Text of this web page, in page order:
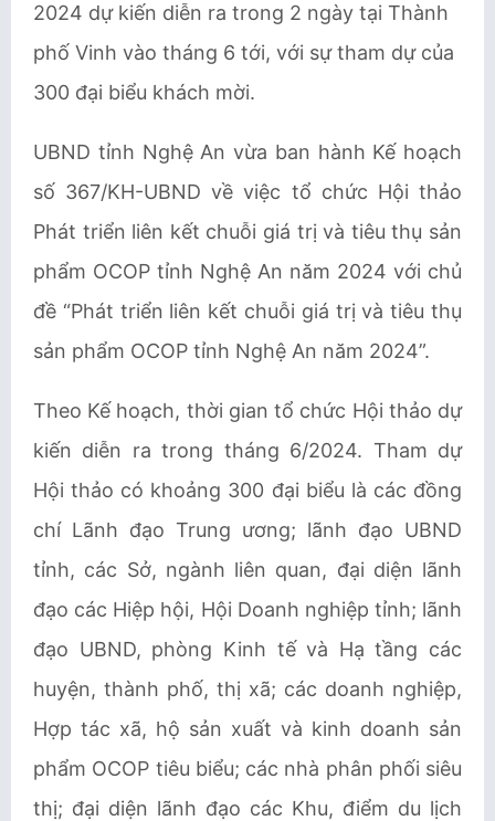
2024 dự kiến diễn ra trong 2 ngày tại Thành
phố Vinh vào tháng 6 tới, với sự tham dự của
300 đại biểu khách mời.
UBND tỉnh Nghệ An vừa ban hành Kế hoạch
số 367/KH-UBND về việc tổ chức Hội thảo
Phát triển liên kết chuỗi giá trị và tiêu thụ sản
phẩm OCOP tỉnh Nghệ An năm 2024 với chủ
đề “Phát triển liên kết chuỗi giá trị và tiêu thụ
sản phẩm OCOP tỉnh Nghệ An năm 2024”.
Theo Kế hoạch, thời gian tổ chức Hội thảo dự
kiến diễn ra trong tháng 6/2024. Tham dự
Hội thảo có khoảng 300 đại biểu là các đồng
chí Lãnh đạo Trung ương; lãnh đạo UBND
tỉnh, các Sở, ngành liên quan, đại diện lãnh
đạo các Hiệp hội, Hội Doanh nghiệp tỉnh; lãnh
đạo UBND, phòng Kinh tế và Hạ tầng các
huyện, thành phố, thị xã; các doanh nghiệp,
Hợp tác xã, hộ sản xuất và kinh doanh sản
phẩm OCOP tiêu biểu; các nhà phân phối siêu
thị; đại diện lãnh đạo các Khu, điểm du lịch